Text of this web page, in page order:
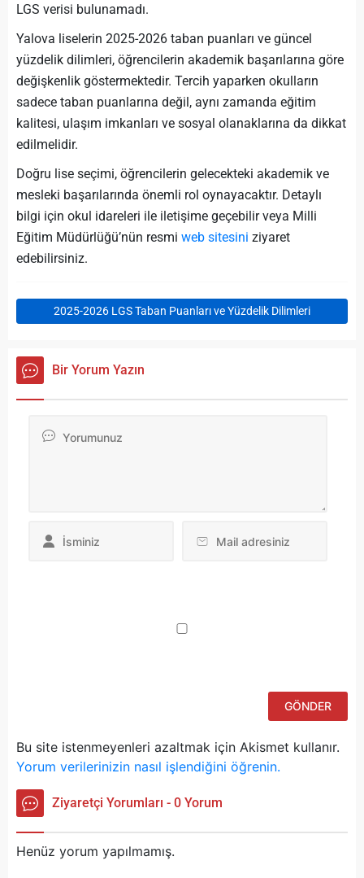
LGS verisi bulunamadı.
Yalova liselerin 2025-2026 taban puanları ve güncel
yüzdelik dilimleri, öğrencilerin akademik başarılarına göre
değişkenlik göstermektedir. Tercih yaparken okulların
sadece taban puanlarına değil, aynı zamanda eğitim
kalitesi, ulaşım imkanları ve sosyal olanaklarına da dikkat
edilmelidir.
Doğru lise seçimi, öğrencilerin gelecekteki akademik ve
mesleki başarılarında önemli rol oynayacaktır. Detaylı
bilgi için okul idareleri ile iletişime geçebilir veya Milli
Eğitim Müdürlüğü’nün resmi web sitesini ziyaret
edebilirsiniz.
2025-2026 LGS Taban Puanları ve Yüzdelik Dilimleri
Bir Yorum Yazın
Bu site istenmeyenleri azaltmak için Akismet kullanır.
Yorum verilerinizin nasıl işlendiğini öğrenin.
Ziyaretçi Yorumları - 0 Yorum
Henüz yorum yapılmamış.